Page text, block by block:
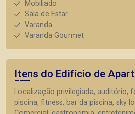
Mobiliado
Sala de Estar
Varanda
Varanda Gourmet
Itens do Edifício de
Localização privilegiada, auditório,
piscina, fitness, bar da piscina, sky